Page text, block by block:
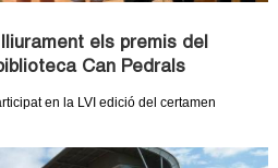
els premis del
Can Pedrals
en la LVI edició del certamen